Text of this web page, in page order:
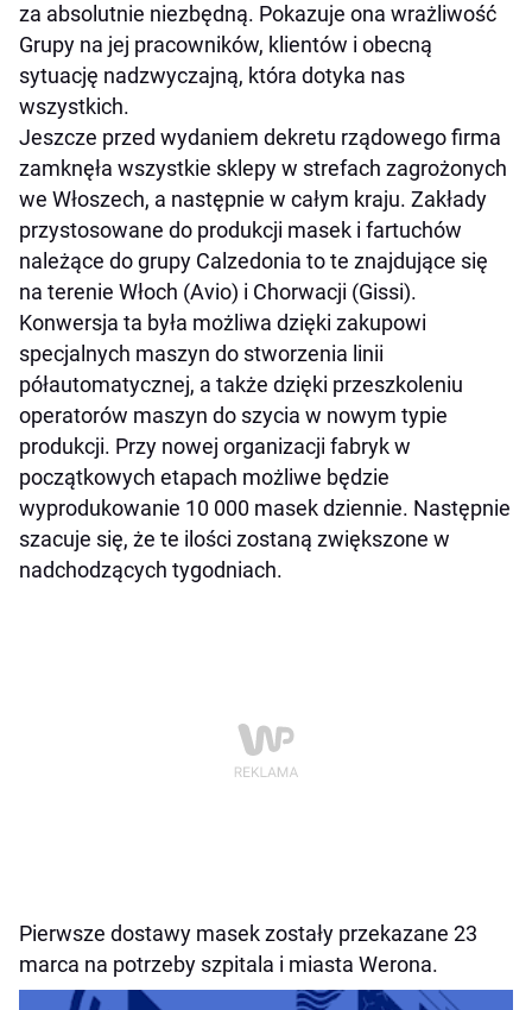
za absolutnie niezbędną. Pokazuje ona wrażliwość
Grupy na jej pracowników, klientów i obecną
sytuację nadzwyczajną, która dotyka nas
wszystkich.
Jeszcze przed wydaniem dekretu rządowego firma
zamknęła wszystkie sklepy w strefach zagrożonych
we Włoszech, a następnie w całym kraju. Zakłady
przystosowane do produkcji masek i fartuchów
należące do grupy Calzedonia to te znajdujące się
na terenie Włoch (Avio) i Chorwacji (Gissi).
Konwersja ta była możliwa dzięki zakupowi
specjalnych maszyn do stworzenia linii
półautomatycznej, a także dzięki przeszkoleniu
operatorów maszyn do szycia w nowym typie
produkcji. Przy nowej organizacji fabryk w
początkowych etapach możliwe będzie
wyprodukowanie 10 000 masek dziennie. Następnie
szacuje się, że te ilości zostaną zwiększone w
nadchodzących tygodniach.
Pierwsze dostawy masek zostały przekazane 23
marca na potrzeby szpitala i miasta Werona.